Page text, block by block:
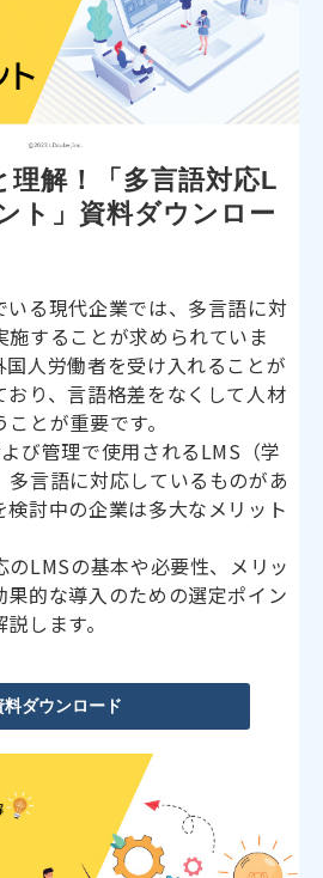
理解！「多言語対応L
ト」資料ダウンロー
いる現代企業では、多言語に対
することが求められていま
人労働者を受け入れることが
おり、言語格差をなくして人材
とが重要です。
び管理で使用されるLMS（学
言語に対応しているものがあ
検討中の企業は多大なメリット
LMSの基本や必要性、メリッ
果的な導入のための選定ポイン
します。
料ダウンロード